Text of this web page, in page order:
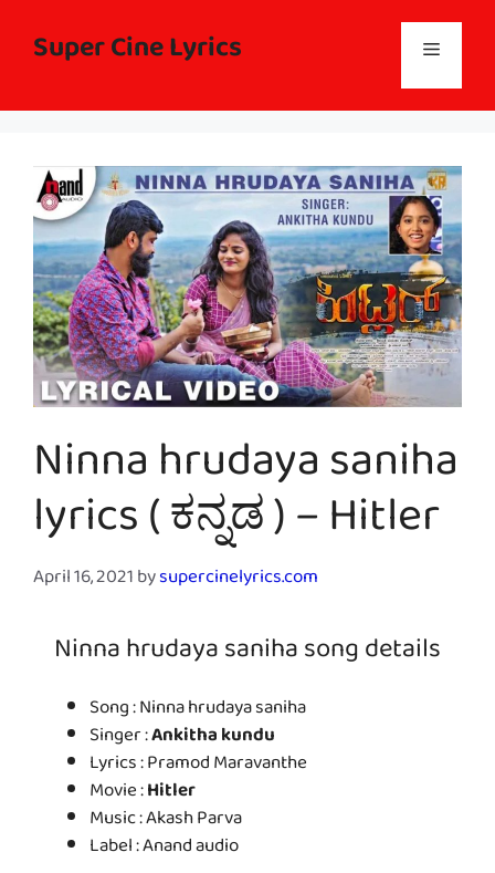
contentSuper Cine Lyrics Menu
Ninna hrudaya saniha
lyrics ( ಕನ್ನಡ ) – Hitler
April 16, 2021bysupercinelyrics.com
Ninna hrudaya saniha song details
Song : Ninna hrudaya saniha
Singer :Ankitha kundu
Lyrics : Pramod Maravanthe
Movie :Hitler
Music : Akash Parva
Label : Anand audio